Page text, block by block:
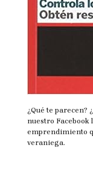
¿Qué te parecen?
nuestro Facebook
emprendimiento
veraniega.